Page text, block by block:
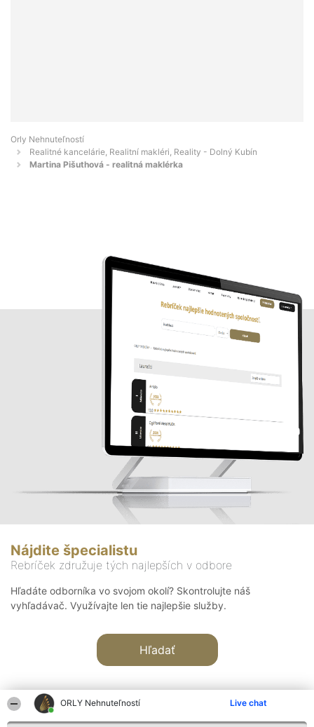
ORLY Nehnuteľností Live chat
Orly Nehnuteľností
Realitné kancelárie, Realitní makléri, Reality - Dolný Kubín
Martina Pišuthová - realitná maklérka
Nájdite špecialistu
Rebríček združuje tých najlepších v odbore
Hľadáte odborníka vo svojom okolí? Skontrolujte náš
vyhľadávač. Využívajte len tie najlepšie služby.
Hľadať